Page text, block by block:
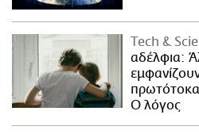
Τech &
αδέλφια:
Ο λόγος